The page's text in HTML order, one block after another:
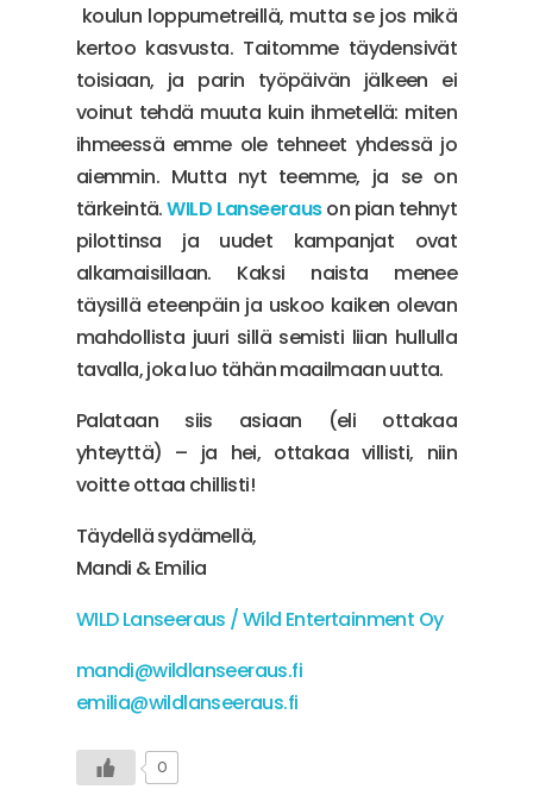
koulun loppumetreillä, mutta se jos mikä
kertoo kasvusta. Taitomme täydensivät
toisiaan, ja parin työpäivän jälkeen ei
voinut tehdä muuta kuin ihmetellä: miten
ihmeessä emme ole tehneet yhdessä jo
aiemmin. Mutta nyt teemme, ja se on
tärkeintä.WILD Lanseerauson pian tehnyt
pilottinsa ja uudet kampanjat ovat
alkamaisillaan. Kaksi naista menee
täysillä eteenpäin ja uskoo kaiken olevan
mahdollista juuri sillä semisti liian hullulla
tavalla, joka luo tähän maailmaan uutta.
Palataan siis asiaan (eli ottakaa
yhteyttä) – ja hei, ottakaa villisti, niin
voitte ottaa chillisti!
Täydellä sydämellä,
Mandi & Emilia
WILD Lanseeraus / Wild Entertainment Oy
mandi@wildlanseeraus.fi
emilia@wildlanseeraus.fi
0